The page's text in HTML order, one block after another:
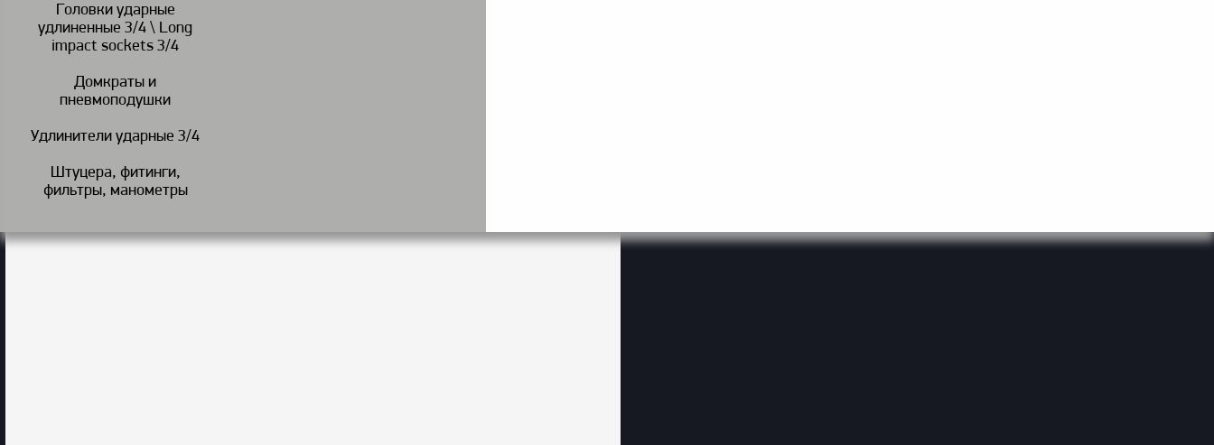
Головки ударные
удлиненные 3/4 \ Long
impact sockets 3/4
Домкраты и
пневмоподушки
Удлинители ударные 3/4
Штуцера, фитинги,
фильтры, манометры